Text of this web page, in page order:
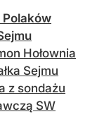
Polaków
Hołownia
Sejmu
z sondażu
SW